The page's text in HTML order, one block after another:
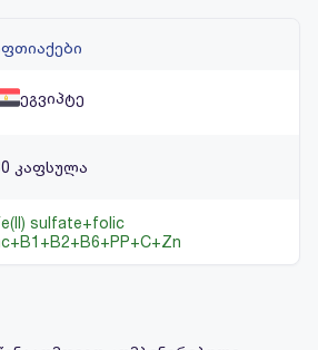
ეგვიპტე
კაფსულა
sulfate+folic